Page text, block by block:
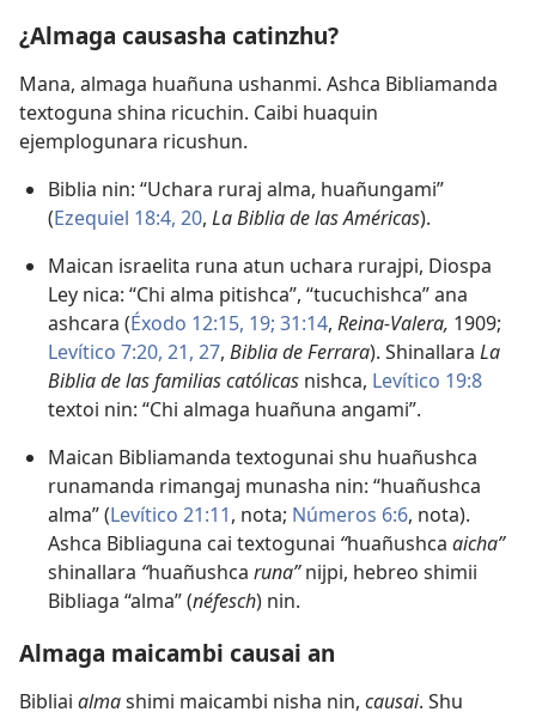
¿Almaga causasha catinzhu?
Mana, almaga huañuna ushanmi. Ashca Bibliamanda
textoguna shina ricuchin. Caibi huaquin
ejemplogunara ricushun.
Biblia nin: “Uchara ruraj alma, huañungami”
(Ezequiel 18:4, 20, La Biblia de las Américas).
Maican israelita runa atun uchara rurajpi, Diospa
Ley nica: “Chi alma pitishca”, “tucuchishca” ana
ashcara (Éxodo 12:15, 19; 31:14, Reina-Valera, 1909;
Levítico 7:20, 21, 27, Biblia de Ferrara). Shinallara La
Biblia de las familias católicas nishca, Levítico 19:8
textoi nin: “Chi almaga huañuna angami”.
Maican Bibliamanda textogunai shu huañushca
runamanda rimangaj munasha nin: “huañushca
alma” (Levítico 21:11, nota; Números 6:6, nota).
Ashca Bibliaguna cai textogunai “huañushca aicha”
shinallara “huañushca runa”nijpi, hebreo shimii
Bibliaga “alma” (néfesch) nin.
Almaga maicambi causai an
Bibliai almashimi maicambi nisha nin, causai. Shu